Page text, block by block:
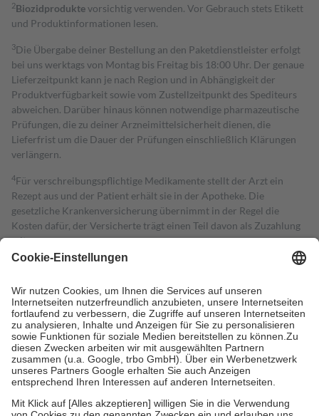
2Biozidproduktevorsichtig verwenden. Vor Gebrauch stets Etikett
und Produktinformationen lesen.
3Die Übergabe deiner Bestellung an den Paketdienstleister erfolgt
bei uns werktags von Montag bis Freitag bis 18:00 Uhr. Der genaue
Lieferzeitpunkt kann je nach Region und in Abhängigkeit der
Produktverfügbarkeit sowie vom Zustellzeitpunkt des Spediteurs
abweichen. Darüber hinaus können notwendige pharmazeutische
Prüfungen, die zu deiner Arzneimittelsicherheit dienen, die
Lieferfrist um die Dauer der Prüfungen einschließlich Klärungen
verlängern.
4Für verschreibungspflichtige Medikamente stellt der Arzt ein
Rezept aus und der Patient erhält sie in der Apotheke. Die
gesetzliche Krankenversicherung übernimmt in der Regel die
Kosten dafür, der Versicherte trägt einen Teil davon als Zuzahlung
mit.
Grundsätzlich leisten Mitglieder Zuzahlungen in Höhe von zehn
höchstens zehn Euro.
Es sind jedoch nie mehr als die tatsächlichen
Kosten der Leistung zu entrichten.
Diese Regeln gelten grundsätzlich auch für Online-Apotheken.
Bei Heilmitteln und häuslicher Krankenpflege beträgt die
Zuzahlung zehn Prozent der Kosten sowie zehn Euro je
Verordnung.
Um das Engagement der Versicherten für ihre eigene Gesundheit zu
stärken und die besondere Stellung der Familie zu unterstützen,
fallenkeine Zuzahlungenan bei: